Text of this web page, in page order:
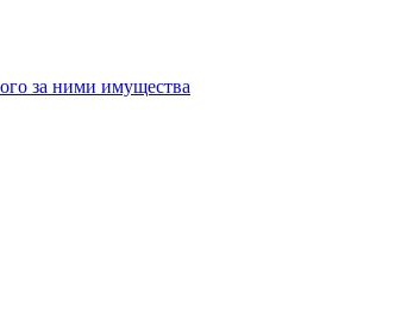
за ними имущества